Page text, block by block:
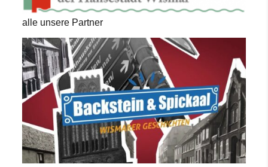
alle unsere Partner